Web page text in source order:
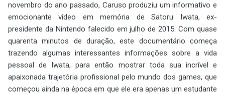
novembro do ano passado, Caruso produziu um informativo e
emocionante vídeo em memória de Satoru Iwata, ex-
presidente da Nintendo falecido em julho de 2015. Com quase
quarenta minutos de duração, este documentário começa
trazendo algumas interessantes informações sobre a vida
pessoal de Iwata, para então mostrar toda sua incrível e
apaixonada trajetória profissional pelo mundo dos games, que
começou ainda na época em que ele era apenas um estudante